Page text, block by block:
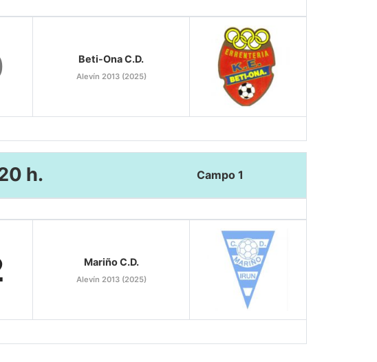
Beti-Ona C.D.
Alevín 2013 (2025)
h. Campo 1
Mariño C.D.
Alevín 2013 (2025)